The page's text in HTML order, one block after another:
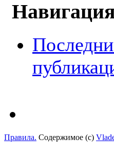
Правила. Содержимое (с)